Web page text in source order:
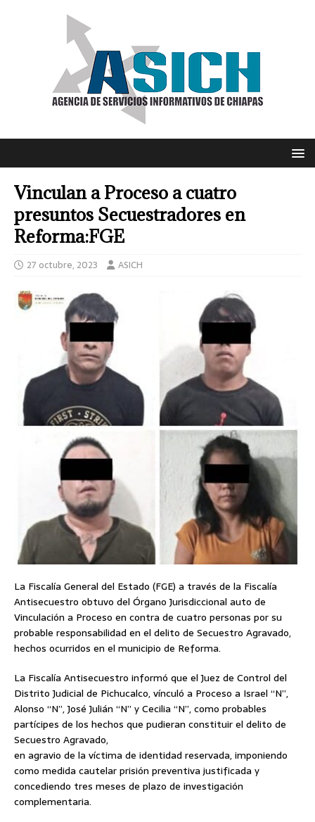
Vinculan a Proceso a cuatro
presuntos Secuestradores en
Reforma:FGE
27 octubre, 2023 ASICH
La Fiscalía General del Estado (FGE) a través de la Fiscalía
Antisecuestro obtuvo del Órgano Jurisdiccional auto de
Vinculación a Proceso en contra de cuatro personas por su
probable responsabilidad en el delito de Secuestro Agravado,
hechos ocurridos en el municipio de Reforma.
La Fiscalía Antisecuestro informó que el Juez de Control del
Distrito Judicial de Pichucalco, vínculó a Proceso a Israel “N”,
Alonso “N”, José Julián “N” y Cecilia “N”, como probables
partícipes de los hechos que pudieran constituir el delito de
Secuestro Agravado,
en agravio de la víctima de identidad reservada, imponiendo
como medida cautelar prisión preventiva justificada y
concediendo tres meses de plazo de investigación
complementaria.